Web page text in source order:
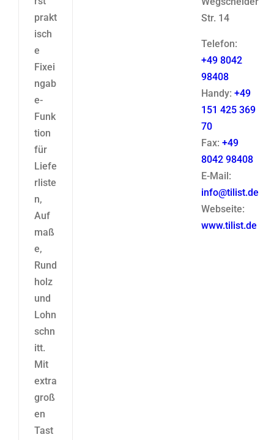
prakt
isch
e
Fixei
ngab
e-
Funk
tion
für
Liefe
rliste
n,
Auf
maß
e,
Rund
holz
und
Lohn
schn
itt.
Mit
extra
groß
en
Tast
Str. 14
Telefon:
+49 8042
98408
Handy: +49
151 425 369
70
Fax: +49
8042 98408
E-Mail:
info@tilist.de
Webseite:
www.tilist.de